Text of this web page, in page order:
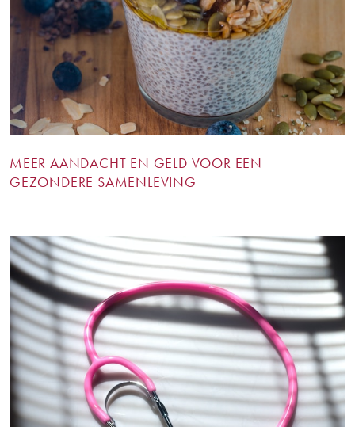
MEER AANDACHT EN GELD VOOR EEN
GEZONDERE SAMENLEVING